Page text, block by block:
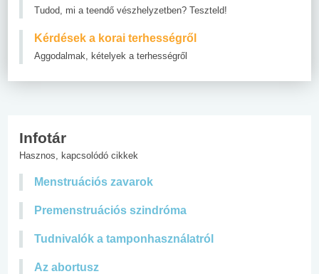
Tudod, mi a teendő vészhelyzetben? Teszteld!
Kérdések a korai terhességről
Aggodalmak, kételyek a terhességről
Infotár
Hasznos, kapcsolódó cikkek
Menstruációs zavarok
Premenstruációs szindróma
Tudnivalók a tamponhasználatról
Az abortusz